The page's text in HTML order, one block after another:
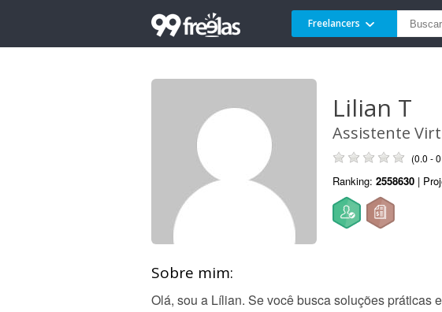
Freelancers
Lilian T
Assistente
(0.0 -
Ranking: 2558630 |
Sobre mim:
Olá, sou a Lílian. Se você busca soluções práticas